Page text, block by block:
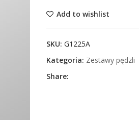
Add to wishlist
SKU: G1225A
Kategoria: Zestawy pędzli
Share: